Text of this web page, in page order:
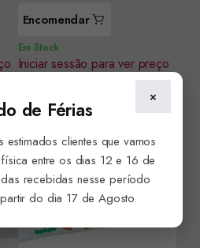
Encomendar
Em Stock
Iniciar sessão para ver preço
×
de Férias
estimados clientes que vamos
entre os dias 12 e 16 de
recebidas nesse período
do dia 17 de Agosto.